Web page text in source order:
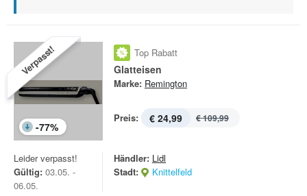
Verpasst!
-77%
Top Rabatt
Glatteisen
Marke: Remington
Preis: € 24,99 € 109,99
Leider verpasst!
Gültig: 03.05. -
06.05.
Händler: Lidl
Stadt:
Knittelfeld